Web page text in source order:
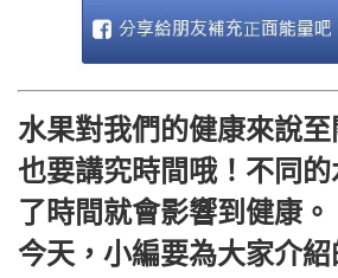
水果對我們的健康來說
也要講究時間哦！不同
了時間就會影響到健康。
今天，小編要為大家介